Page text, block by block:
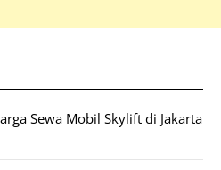
Sewa Mobil Skylift di Jakarta